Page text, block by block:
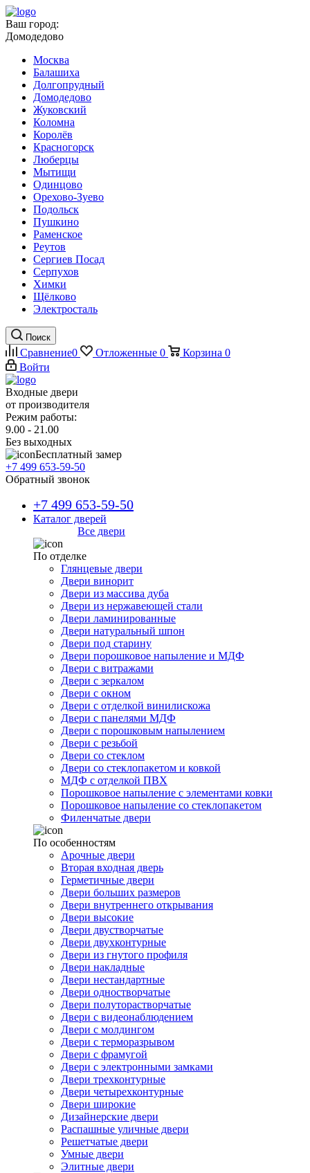
Ваш город:
Домодедово
Москва
Балашиха
Долгопрудный
Домодедово
Жуковский
Коломна
Королёв
Красногорск
Люберцы
Мытищи
Одинцово
Орехово-Зуево
Подольск
Пушкино
Раменское
Реутов
Сергиев Посад
Серпухов
Химки
Щёлково
Электросталь
Поиск
Сравнение0 Отложенные 0 Корзина 0
Войти
Входные двери
от производителя
Режим работы:
9.00 - 21.00
Без выходных
Бесплатный замер
+7 499 653-59-50
Обратный звонок
+7 499 653-59-50
Каталог дверей
Все двери
По отделке
Глянцевые двери
Двери винорит
Двери из массива дуба
Двери из нержавеющей стали
Двери ламинированные
Двери натуральный шпон
Двери под старину
Двери порошковое напыление и МДФ
Двери с витражами
Двери с зеркалом
Двери с окном
Двери с отделкой винилискожа
Двери с панелями МДФ
Двери с порошковым напылением
Двери с резьбой
Двери со стеклом
Двери со стеклопакетом и ковкой
МДФ с отделкой ПВХ
Порошковое напыление с элементами ковки
Порошковое напыление со стеклопакетом
Филенчатые двери
По особенностям
Арочные двери
Вторая входная дверь
Герметичные двери
Двери больших размеров
Двери внутреннего открывания
Двери высокие
Двери двустворчатые
Двери двухконтурные
Двери из гнутого профиля
Двери накладные
Двери нестандартные
Двери одностворчатые
Двери полуторастворчатые
Двери с видеонаблюдением
Двери с молдингом
Двери с терморазрывом
Двери с фрамугой
Двери с электронными замками
Двери трехконтурные
Двери четырехконтурные
Двери широкие
Дизайнерские двери
Распашные уличные двери
Решетчатые двери
Умные двери
Элитные двери